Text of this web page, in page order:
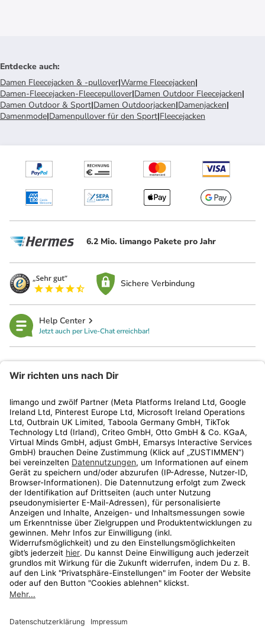
Entdecke auch:
Damen Fleecejacken & -pullover|Warme Fleecejacken|
Damen-Fleecejacken-Fleecepullover|Damen Outdoor Fleecejacken|
Damen Outdoor & Sport|Damen Outdoorjacken|Damenjacken|
Damenmode|Damenpullover für den Sport|Fleecejacken
6.2 Mio. limango Pakete pro Jahr
Sichere Verbindung
Help Center
Jetzt auch per Live-Chat erreichbar!
Kundenservice
Shop
Aktionen
Travel